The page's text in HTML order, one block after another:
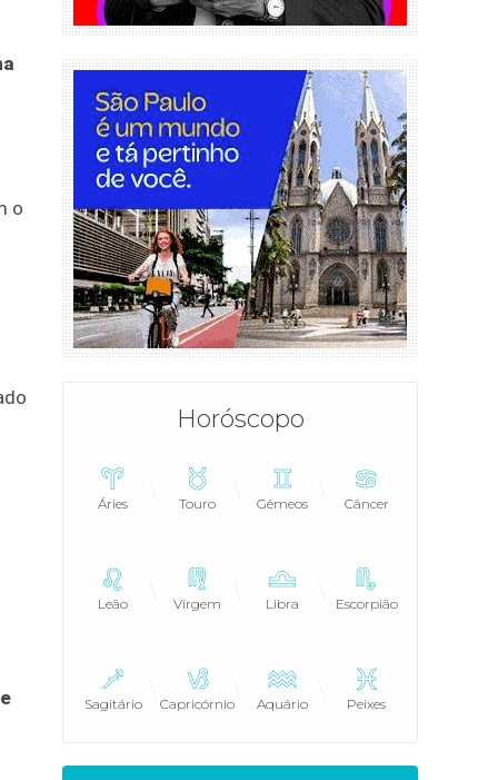
o
Horóscopo
Áries Touro Gêmeos Câncer
Leão Virgem Libra Escorpião
Sagitário Capricórnio Aquário Peixes